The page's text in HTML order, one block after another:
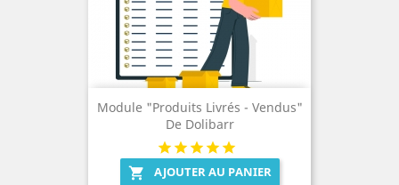
Module "Produits Livrés - Vendus"
De Dolibarr
 AJOUTER AU PANIER